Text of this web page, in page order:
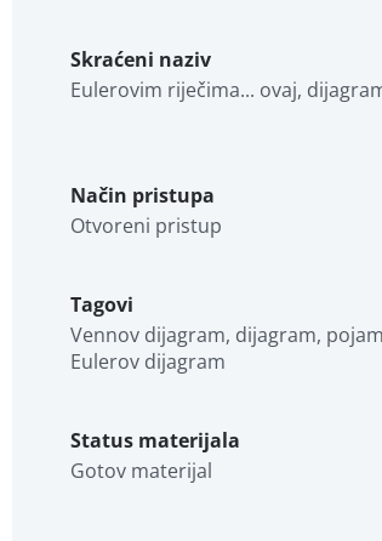
Skraćeni naziv
Eulerovim riječima... ovaj,
Način pristupa
Otvoreni pristup
Tagovi
Vennov dijagram, dijagram,
Eulerov dijagram
Status materijala
Gotov materijal